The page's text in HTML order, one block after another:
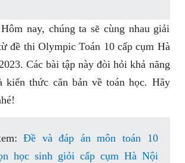
nay, chúng ta sẽ cùng nhau giải
đề thi Olympic Toán 10 cấp cụm Hà
Các bài tập này đòi hỏi khả năng
kiến thức căn bản về toán học. Hãy
Đề và đáp án môn toán 10
học sinh giỏi cấp cụm Hà Nội